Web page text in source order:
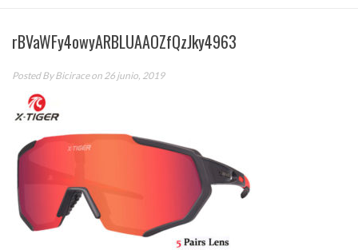
rBVaWFy4owyARBLUAAOZfQzJky4963
Posted ByBiciraceon 26 junio, 2019